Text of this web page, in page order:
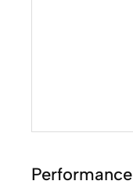
Performance